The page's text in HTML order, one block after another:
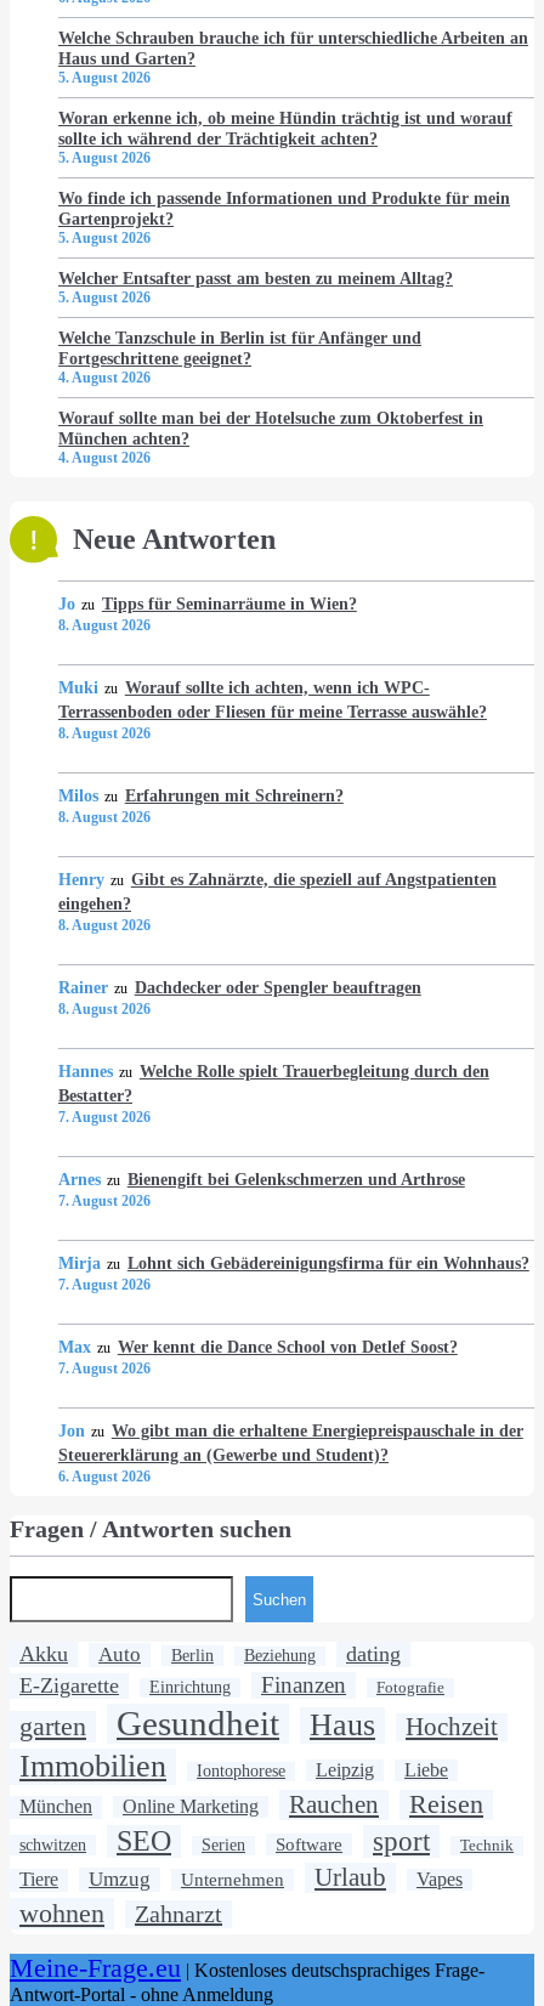
Welche Schrauben brauche ich für unterschiedliche Arbeiten an
Haus und Garten?
5. August 2026
Woran erkenne ich, ob meine Hündin trächtig ist und worauf
sollte ich während der Trächtigkeit achten?
5. August 2026
Wo finde ich passende Informationen und Produkte für mein
Gartenprojekt?
5. August 2026
Welcher Entsafter passt am besten zu meinem Alltag?
5. August 2026
Welche Tanzschule in Berlin ist für Anfänger und
Fortgeschrittene geeignet?
4. August 2026
Worauf sollte man bei der Hotelsuche zum Oktoberfest in
München achten?
4. August 2026
Neue Antworten
Jo zu Tipps für Seminarräume in Wien?
8. August 2026
Muki zu Worauf sollte ich achten, wenn ich WPC-
Terrassenboden oder Fliesen für meine Terrasse auswähle?
8. August 2026
Milos zu Erfahrungen mit Schreinern?
8. August 2026
Henry zu Gibt es Zahnärzte, die speziell auf Angstpatienten
eingehen?
8. August 2026
Rainer zu Dachdecker oder Spengler beauftragen
8. August 2026
Hannes zu Welche Rolle spielt Trauerbegleitung durch den
Bestatter?
7. August 2026
Arnes zu Bienengift bei Gelenkschmerzen und Arthrose
7. August 2026
Mirja zu Lohnt sich Gebädereinigungsfirma für ein Wohnhaus?
7. August 2026
Max zu Wer kennt die Dance School von Detlef Soost?
7. August 2026
Jon zu Wo gibt man die erhaltene Energiepreispauschale in der
Steuererklärung an (Gewerbe und Student)?
6. August 2026
Fragen / Antworten suchen
Suchen
Akku Auto Berlin Beziehung
dating
E-Zigarette
Einrichtung Finanzen Fotografie
garten Gesundheit Haus Hochzeit
Immobilien Iontophorese Leipzig Liebe
München Online Marketing Rauchen Reisen
schwitzen SEO Serien Software sport Technik
Tiere Umzug Unternehmen Urlaub Vapes
wohnen Zahnarzt
Meine-Frage.eu | Kostenloses deutschsprachiges Frage-
Antwort-Portal - ohne Anmeldung